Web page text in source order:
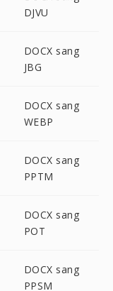
DJVU
DOCX sang
JBG
DOCX sang
WEBP
DOCX sang
PPTM
DOCX sang
POT
DOCX sang
PPSM